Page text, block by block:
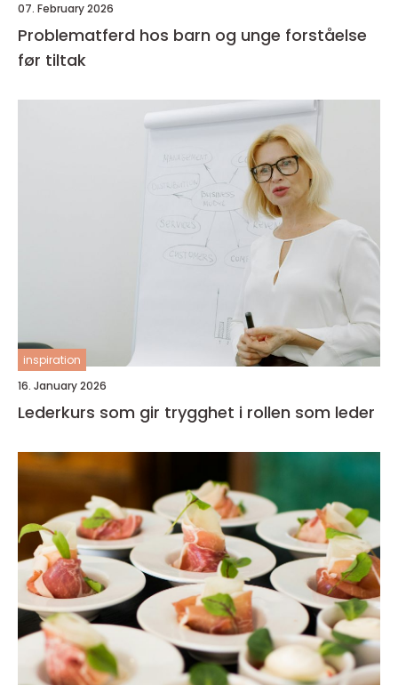
07. February 2026
Problematferd hos barn og unge forståelse
før tiltak
inspiration
16. January 2026
Lederkurs som gir trygghet i rollen som leder